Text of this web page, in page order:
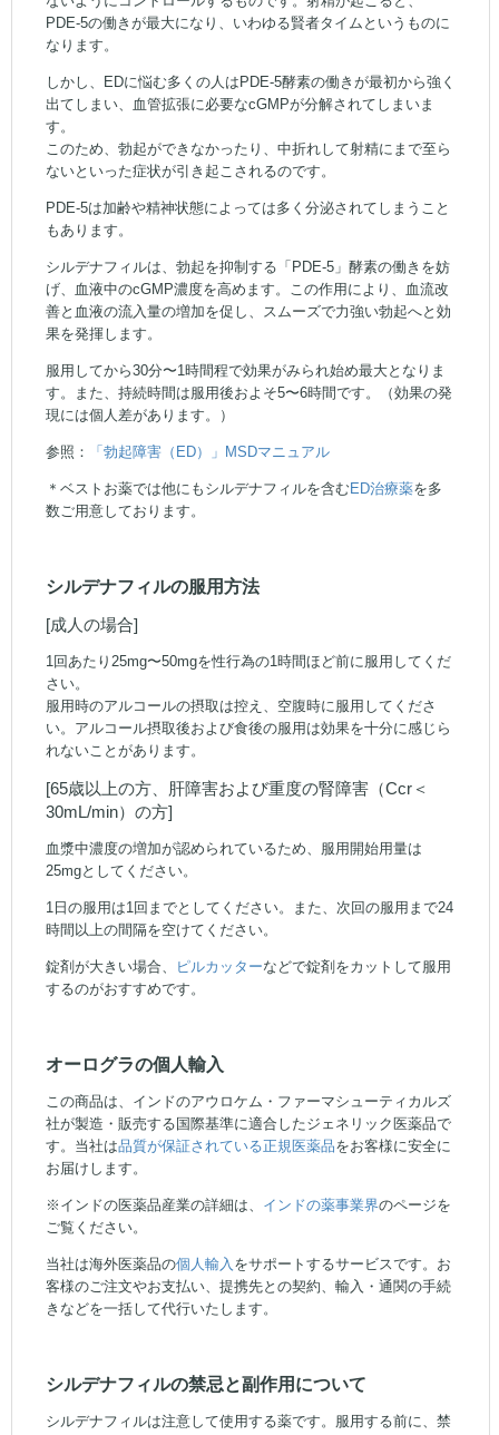
PDE-5の働きが最大になり、いわゆる賢者タイムというものに
なります。
しかし、EDに悩む多くの人はPDE-5酵素の働きが最初から強く
出てしまい、血管拡張に必要なcGMPが分解されてしまいま
す。
このため、勃起ができなかったり、中折れして射精にまで至ら
ないといった症状が引き起こされるのです。
PDE-5は加齢や精神状態によっては多く分泌されてしまうこと
もあります。
シルデナフィルは、勃起を抑制する「PDE-5」酵素の働きを妨
げ、血液中のcGMP濃度を高めます。この作用により、血流改
善と血液の流入量の増加を促し、スムーズで力強い勃起へと効
果を発揮します。
服用してから30分〜1時間程で効果がみられ始め最大となりま
す。また、持続時間は服用後およそ5〜6時間です。（効果の発
現には個人差があります。）
参照：
「勃起障害（ED）」MSDマニュアル
＊ベストお薬では他にもシルデナフィルを含むED治療薬を多
数ご用意しております。
シルデナフィルの服用方法
[成人の場合]
1回あたり25mg〜50mgを性行為の1時間ほど前に服用してくだ
さい。
服用時のアルコールの摂取は控え、空腹時に服用してくださ
い。アルコール摂取後および食後の服用は効果を十分に感じら
れないことがあります。
[65歳以上の方、肝障害および重度の腎障害（Ccr＜
30mL/min）の方]
血漿中濃度の増加が認められているため、服用開始用量は
25mgとしてください。
1日の服用は1回までとしてください。また、次回の服用まで24
時間以上の間隔を空けてください。
錠剤が大きい場合、
ピルカッターなどで錠剤をカットして服用
するのがおすすめです。
オーログラの個人輸入
この商品は、インドのアウロケム・ファーマシューティカルズ
社が製造・販売する国際基準に適合したジェネリック医薬品で
す。当社は品質が保証されている正規医薬品をお客様に安全に
お届けします。
※インドの医薬品産業の詳細は、 インドの薬事業界のページを
ご覧ください。
当社は海外医薬品の個人輸入をサポートするサービスです。お
客様のご注文やお支払い、提携先との契約、輸入・通関の手続
きなどを一括して代行いたします。
シルデナフィルの禁忌と副作用について
シルデナフィルは注意して使用する薬です。服用する前に、禁